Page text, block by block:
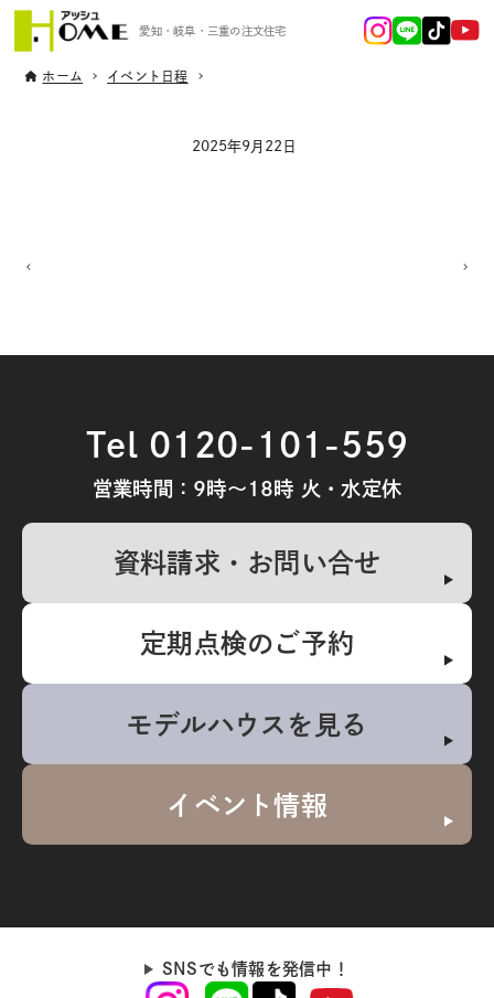
愛知・岐阜・三重の注文住宅
ホーム イベント日程
2025年9月22日
Tel 0120-101-559
営業時間：9時～18時 火・水定休
資料請求・お問い合せ
定期点検のご予約
モデルハウスを見る
イベント情報
SNSでも情報を発信中！